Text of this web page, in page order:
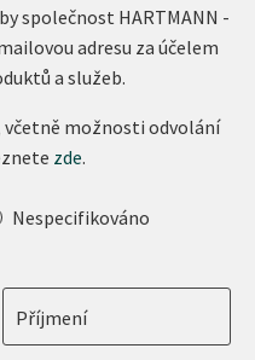
společnost HARTMANN -
adresu za účelem
a služeb.
včetně možnosti odvolání
zde.
Nespecifikováno
Příjmení